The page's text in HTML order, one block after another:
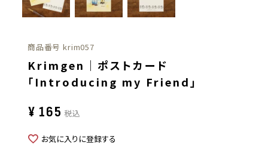
商品番号 krim057
Krimgen｜ポストカード
「Introducing my Friend」
¥ 165 税込
お気に入りに登録する